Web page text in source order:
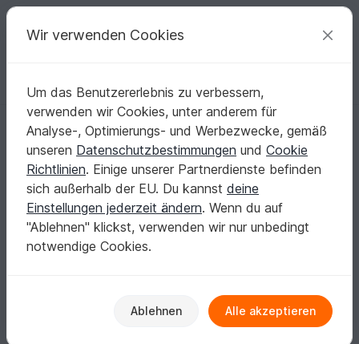
Deine kreativen Ideen
Deutsch | € (EUR) einloggen Kostenlos registrieren
Startseite Häkeln Kinder Kinderspielzeug
Häkelanleitung für ein lustiges Kinderspiel "Schneckenrennen"
Häkelanleitung für ein lustiges Kinderspiel
"Schneckenrennen"
Wir verwenden Cookies
Um das Benutzererlebnis zu verbessern,
verwenden wir Cookies, unter anderem für
Analyse-, Optimierungs- und Werbezwecke, gemäß
unseren Datenschutzbestimmungen und Cookie
Richtlinien. Einige unserer Partnerdienste befinden
sich außerhalb der EU. Du kannst deine
Einstellungen jederzeit ändern. Wenn du auf
"Ablehnen" klickst, verwenden wir nur unbedingt
notwendige Cookies.
Ablehnen Alle akzeptieren